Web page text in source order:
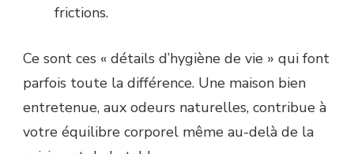
frictions.
Ce sont ces « détails d’hygiène de vie » qui font
parfois toute la différence. Une maison bien
entretenue, aux odeurs naturelles, contribue à
votre équilibre corporel même au-delà de la